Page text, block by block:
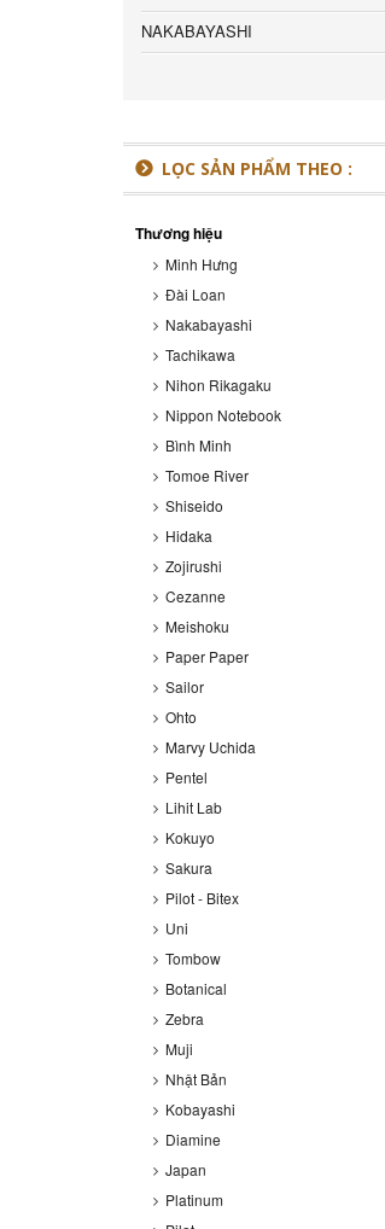
NAKABAYASHI
LỌC SẢN PHẨM THEO :
Thương hiệu
Minh Hưng
Đài Loan
Nakabayashi
Tachikawa
Nihon Rikagaku
Nippon Notebook
Bình Minh
Tomoe River
Shiseido
Hidaka
Zojirushi
Cezanne
Meishoku
Paper Paper
Sailor
Ohto
Marvy Uchida
Pentel
Lihit Lab
Kokuyo
Sakura
Pilot - Bitex
Uni
Tombow
Botanical
Zebra
Muji
Nhật Bản
Kobayashi
Diamine
Japan
Platinum